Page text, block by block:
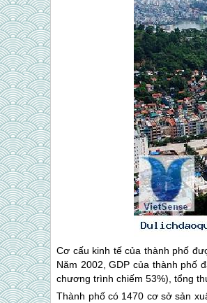
Cơ cấu kinh tế của thành phố
Năm 2002, GDP của thành phố
chương trình chiếm 53%), tổng
Thành phố có 1470 cơ sở sản